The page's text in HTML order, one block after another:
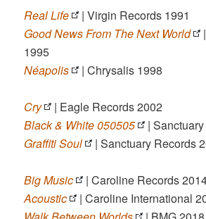
Real Life
| Virgin Records 1991
Good News From The Next World
1995
Néapolis
| Chrysalis 1998
Cry
| Eagle Records 2002
Black & White 050505
|
Graffiti Soul
| Sanctuary Records
Big Music
| Caroline Records
Acoustic
| Caroline International